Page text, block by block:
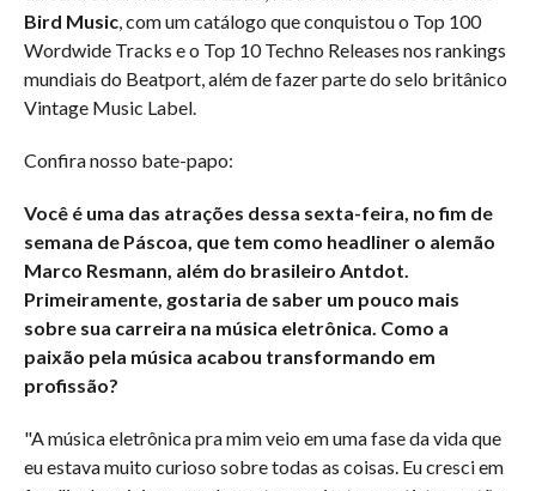
Bird Music, com um catálogo que conquistou o Top 100
Wordwide Tracks e o Top 10 Techno Releases nos rankings
mundiais do Beatport, além de fazer parte do selo britânico
Vintage Music Label.
Confira nosso bate-papo:
Você é uma das atrações dessa sexta-feira, no fim de
semana de Páscoa, que tem como headliner o alemão
Marco Resmann, além do brasileiro Antdot.
Primeiramente, gostaria de saber um pouco mais
sobre sua carreira na música eletrônica. Como a
paixão pela música acabou transformando em
profissão?
"A música eletrônica pra mim veio em uma fase da vida que
eu estava muito curioso sobre todas as coisas. Eu cresci em